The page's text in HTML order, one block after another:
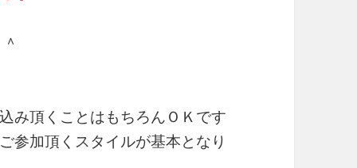
み頂くことはもちろんＯＫです
参加頂くスタイルが基本となり